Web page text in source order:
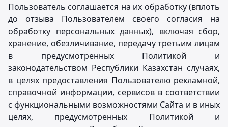
Пользователь соглашается на их обработку (вплоть
до отзыва Пользователем своего согласия на
обработку персональных данных), включая сбор,
хранение, обезличивание, передачу третьим лицам
в предусмотренных Политикой и
законодательством Республики Казахстан случаях,
в целях предоставления Пользователю рекламной,
справочной информации, сервисов в соответствии
с функциональными возможностями Сайта и в иных
целях, предусмотренных Политикой и